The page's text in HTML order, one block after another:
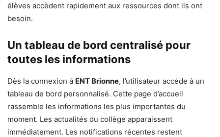
élèves accèdent rapidement aux ressources dont ils ont
besoin.
Un tableau de bord centralisé pour
toutes les informations
Dès la connexion à ENT Brionne, l’utilisateur accède à un
tableau de bord personnalisé. Cette page d’accueil
rassemble les informations les plus importantes du
moment. Les actualités du collège apparaissent
immédiatement. Les notifications récentes restent